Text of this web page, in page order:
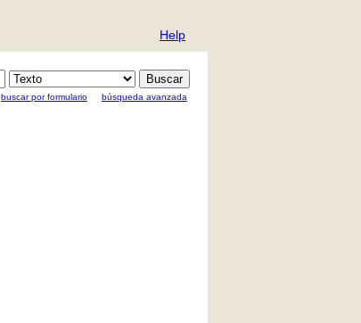
Help
buscar por formulario búsqueda avanzada